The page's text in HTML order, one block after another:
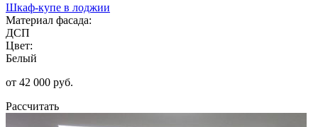
Шкаф-купе в лоджии
Материал фасада:
ДСП
Цвет:
Белый
от 42 000 руб.
Рассчитать